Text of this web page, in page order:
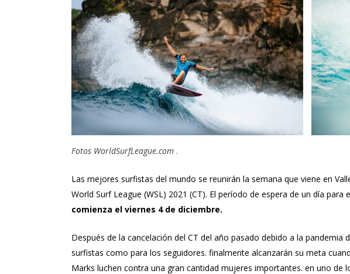
Fotos WorldSurfLeague.com .
Las mejores surfistas del mundo se reunirán la semana que viene en
World Surf League (WSL) 2021 (CT). El período de espera de un día para
comienza el viernes 4 de diciembre.
Después de la cancelación del CT del año pasado debido a la
surfistas como para los seguidores. finalmente alcanzarán su meta
Marks luchen contra una gran cantidad mujeres importantes. en uno de